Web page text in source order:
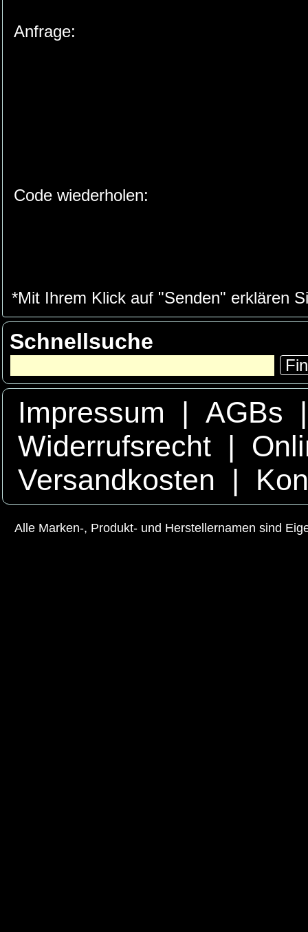
Anfrage:
Code wiederholen:
*Mit Ihrem Klick auf "Senden" erklären
Schnellsuche
Impressum | AGBs
Widerrufsrecht |
Versandkosten
|
Alle Marken-, Produkt- und Herstellernamen sind